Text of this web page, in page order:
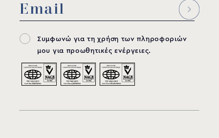
Συμφωνώ για τη χρήση των πληροφοριών
μου για προωθητικές ενέργειες.